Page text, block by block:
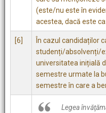
(este/nu este în
acestea, dacă este
[6]
În cazul candidaților
studenți/absolvenți/
universitatea inițială
semestre urmate la
semestre în care a
Legea